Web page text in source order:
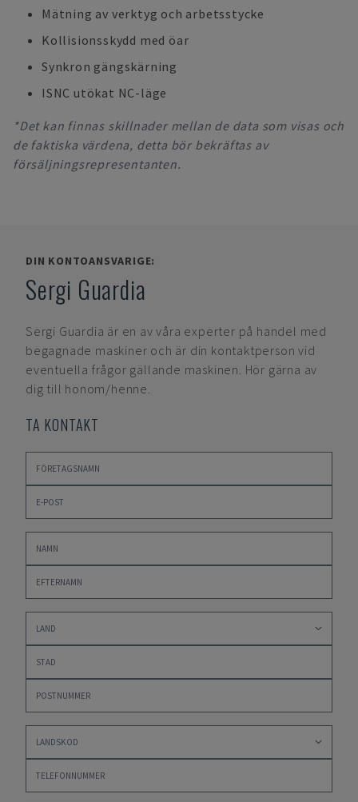
Mätning av verktyg och arbetsstycke
Kollisionsskydd med öar
Synkron gängskärning
ISNC utökat NC-läge
*Det kan finnas skillnader mellan de data som visas och
de faktiska värdena, detta bör bekräftas av
försäljningsrepresentanten.
DIN KONTOANSVARIGE:
Sergi Guardia
Sergi Guardia är en av våra experter på handel med
begagnade maskiner och är din kontaktperson vid
eventuella frågor gällande maskinen. Hör gärna av
dig till honom/henne.
TA KONTAKT